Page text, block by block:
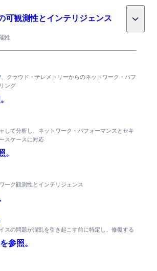
可観測性とインテリジェンス
性
クラウド・テレメトリーからのネットワーク・パフ
ング
して分析し、ネットワーク・パフォーマンスとセキ
スケースに対応
。
ーク観測性とインテリジェンス
スの問題が混乱を引き起こす前に特定し、修復する
参照。